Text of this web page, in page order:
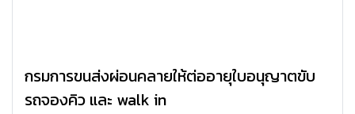
กรมการขนส่งผ่อนคลายให้ต่ออายุใบอนุญาตขับ
รถจองคิว และ walk in